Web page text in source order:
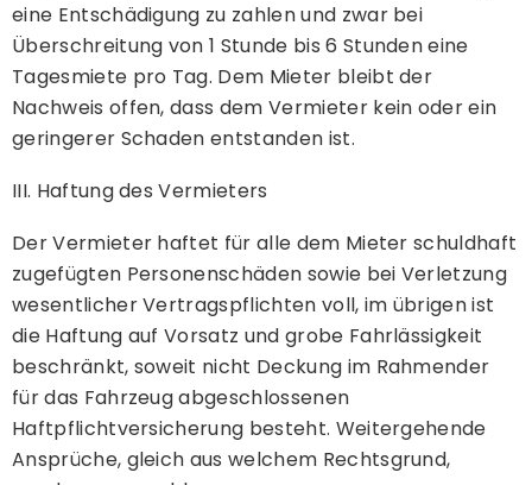
eine Entschädigung zu zahlen und zwar bei
Überschreitung von 1 Stunde bis 6 Stunden eine
Tagesmiete pro Tag. Dem Mieter bleibt der
Nachweis offen, dass dem Vermieter kein oder ein
geringerer Schaden entstanden ist.
III. Haftung des Vermieters
Der Vermieter haftet für alle dem Mieter schuldhaft
zugefügten Personenschäden sowie bei Verletzung
wesentlicher Vertragspflichten voll, im übrigen ist
die Haftung auf Vorsatz und grobe Fahrlässigkeit
beschränkt, soweit nicht Deckung im Rahmender
für das Fahrzeug abgeschlossenen
Haftpflichtversicherung besteht. Weitergehende
Ansprüche, gleich aus welchem Rechtsgrund,